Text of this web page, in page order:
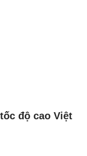
độ cao Việt